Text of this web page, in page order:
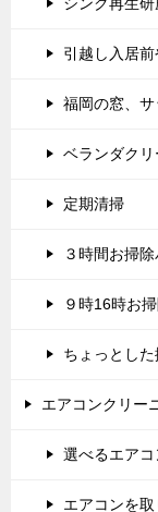
引越し入居
福岡の窓、
ベランダク
定期清掃
３時間お掃除
９時16時お
ちょっとし
エアコンクリー
選べるエア
エアコンを